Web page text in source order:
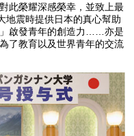
此榮耀深感榮幸，並致上最
地震時提供日本的真心幫助
啟發青年的創造力……亦是
了教育以及世界青年的交流